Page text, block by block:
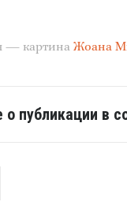
— картина Жоана
публикации в